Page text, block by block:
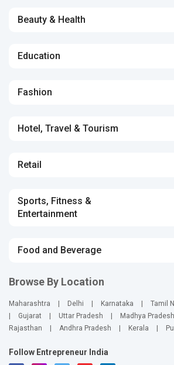
Beauty & Health
Education
Fashion
Hotel, Travel & Tourism
Retail
Sports, Fitness &
Entertainment
Food and Beverage
Browse By Location
Maharashtra Delhi Karnataka Tamil
Gujarat Uttar Pradesh Madhya Pradesh
Rajasthan
Andhra Pradesh Kerala
Follow Entrepreneur India